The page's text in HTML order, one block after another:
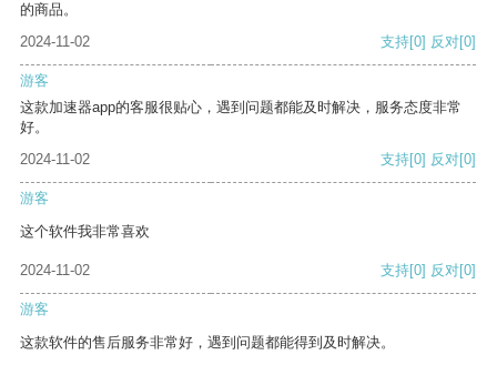
的商品。
2024-11-02
支持[0] 反对[0]
游客
这款加速器app的客服很贴心，遇到问题都能及时解决，服务态度非常
好。
2024-11-02
支持[0] 反对[0]
游客
这个软件我非常喜欢
2024-11-02 支持[0] 反对[0]
游客
这款软件的售后服务非常好，遇到问题都能得到及时解决。